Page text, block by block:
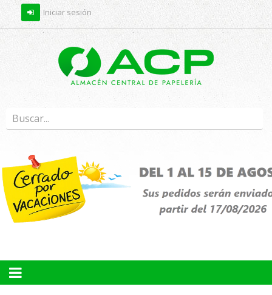
Iniciar sesión
Navegación
☰